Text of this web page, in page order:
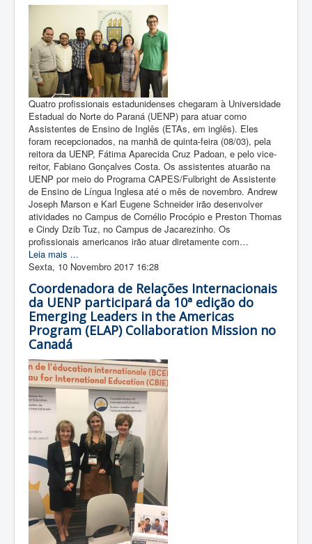
Quatro profissionais estadunidenses chegaram à Universidade
Estadual do Norte do Paraná (UENP) para atuar como
Assistentes de Ensino de Inglês (ETAs, em inglês). Eles
foram recepcionados, na manhã de quinta-feira (08/03), pela
reitora da UENP, Fátima Aparecida Cruz Padoan, e pelo vice-
reitor, Fabiano Gonçalves Costa. Os assistentes atuarão na
UENP por meio do Programa CAPES/Fulbright de Assistente
de Ensino de Língua Inglesa até o mês de novembro. Andrew
Joseph Marson e Karl Eugene Schneider irão desenvolver
atividades no Campus de Cornélio Procópio e Preston Thomas
e Cindy Dzib Tuz, no Campus de Jacarezinho. Os
profissionais americanos irão atuar diretamente com…
Leia mais ...
Sexta, 10 Novembro 2017 16:28
Coordenadora de Relações Internacionais
da UENP participará da 10ª edição do
Emerging Leaders in the Americas
Program (ELAP) Collaboration Mission no
Canadá